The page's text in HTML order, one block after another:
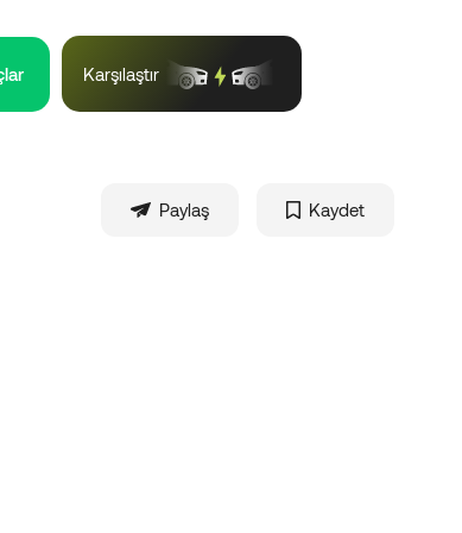
Karşılaştır
Paylaş Kaydet